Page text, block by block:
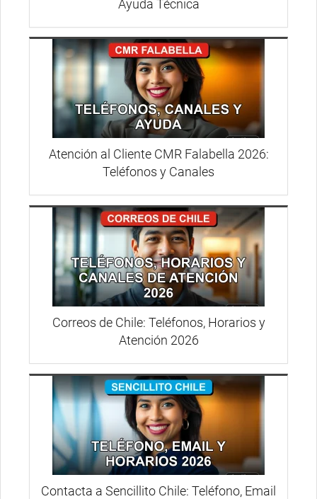
Ayuda Técnica
Atención al Cliente CMR Falabella 2026:
Teléfonos y Canales
Correos de Chile: Teléfonos, Horarios y
Atención 2026
Contacta a Sencillito Chile: Teléfono, Email